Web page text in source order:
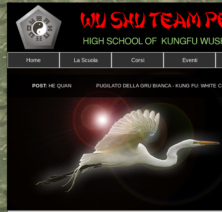
Home La Scuola Corsi Eventi
POST: HE QUAN PUGILATO DELLA GRU BIANCA - KUNG FU: WHITE